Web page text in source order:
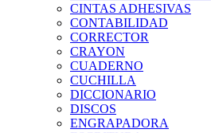
CINTAS ADHESIVAS
CONTABILIDAD
CORRECTOR
CRAYON
CUADERNO
CUCHILLA
DICCIONARIO
DISCOS
ENGRAPADORA